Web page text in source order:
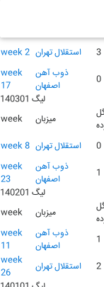
week 2 استقلال تهران 3
week
17
ذوب آهن
اصفهان
0
لیگ 140301
week
میزبان
week 8 استقلال تهران 0
week
23
ذوب آهن
اصفهان
1
لیگ 140201
week
میزبان
week
11
ذوب آهن
اصفهان
1
week
26
استقلال تهران 2